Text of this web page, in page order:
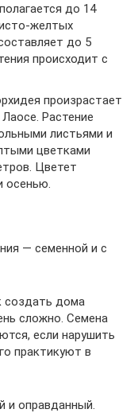
до 14
желтых
до 5
происходит с
произрастает
Растение
листьями и
цветками
Цветет
осенью.
— семенной и с
создать дома
сложно. Семена
если нарушить
практикуют в
и оправданный.